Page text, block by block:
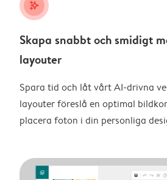
stars_plus
Skapa snabbt och smidigt
layouter
Spara tid och låt vårt AI-drivna
layouter föreslå en optimal
placera foton i din personliga